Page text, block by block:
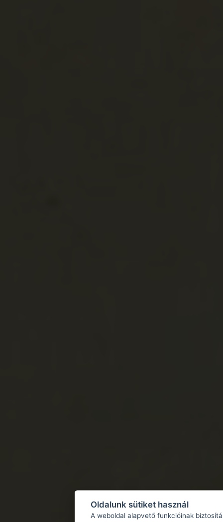
Oldalunk sütiket használ
A weboldal alapvető funkcióinak